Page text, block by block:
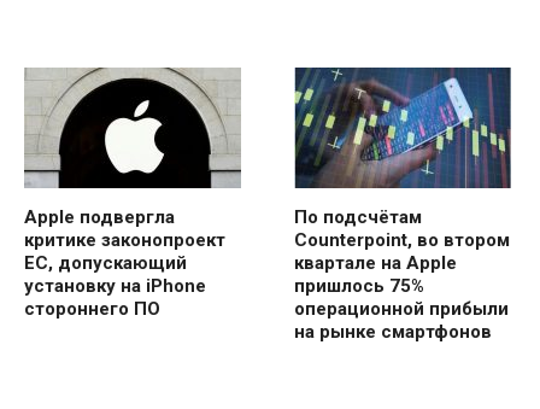
Apple подвергла
критике законопроект
ЕС, допускающий
установку на iPhone
стороннего ПО
По подсчётам
Counterpoint, во втором
квартале на Apple
пришлось 75%
операционной прибыли
на рынке смартфонов